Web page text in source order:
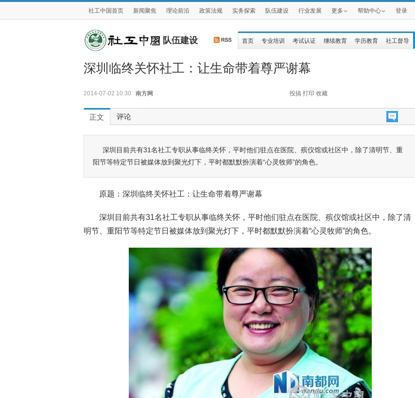
社工中国首页 新闻聚焦 理论前沿 政策法规 实务探索 队伍建设 行业发展 更多 帮助中心 登录
队伍建设 首页 专业培训 考试认证 继续教育 学历教育 社工督导
深圳临终关怀社工：让生命带着尊严谢幕
2014-07-02 10:30 南方网 投搞 打印 收藏
正文 评论
深圳目前共有31名社工专职从事临终关怀，平时他们驻点在医院、殡仪馆或社区中，除了清明节、重
阳节等特定节日被媒体放到聚光灯下，平时都默默扮演着“心灵牧师”的角色。
原题：深圳临终关怀社工：让生命带着尊严谢幕
深圳目前共有31名社工专职从事临终关怀，平时他们驻点在医院、殡仪馆或社区中，除了清
明节、重阳节等特定节日被媒体放到聚光灯下，平时都默默扮演着“心灵牧师”的角色。